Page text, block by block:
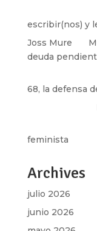
escribir(nos) y
Joss Mure
deuda
68, la defensa
feminista
Archives
julio 2026
junio 2026